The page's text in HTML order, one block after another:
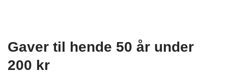
Gaver til hende 50 år under
200 kr